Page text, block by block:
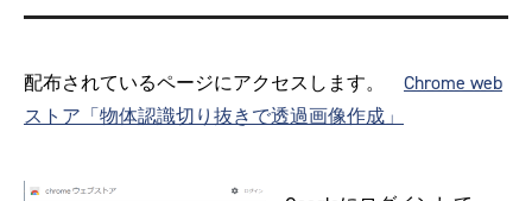
配布されているページにアクセスします。 Chrome web
ストア「物体認識切り抜きで透過画像作成」